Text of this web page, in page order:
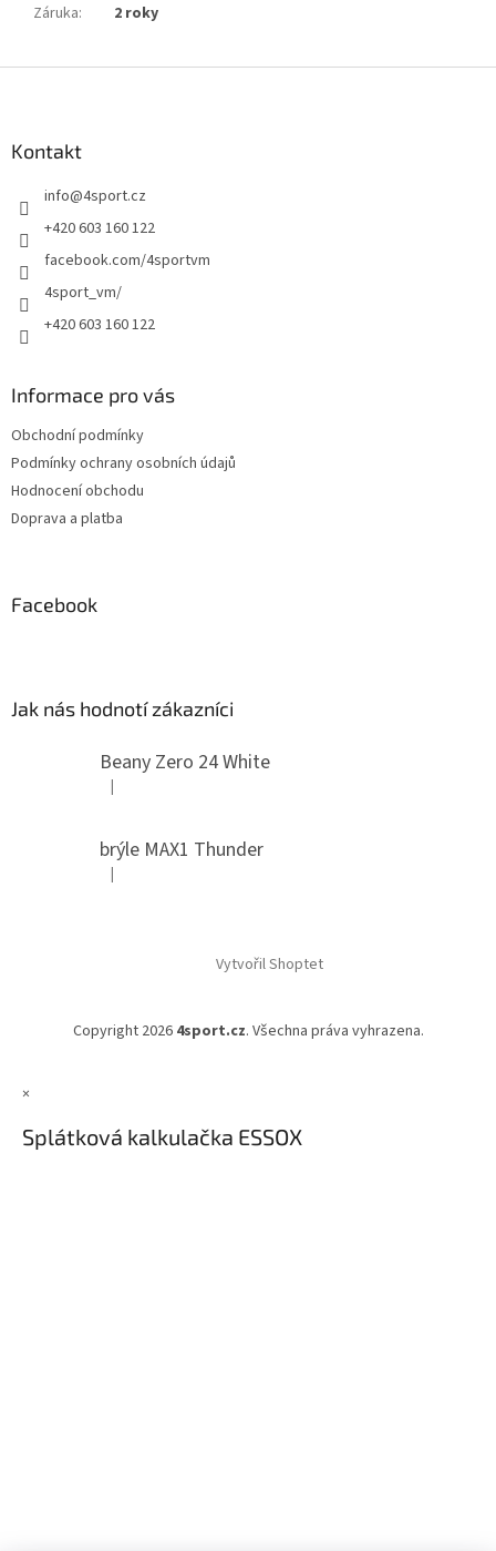
Záruka: 2 roky
Kontakt
info@4sport.cz
+420 603 160 122
facebook.com/4sportvm
4sport_vm/
+420 603 160 122
Informace pro vás
Obchodní podmínky
Podmínky ochrany osobních údajů
Hodnocení obchodu
Doprava a platba
Facebook
Jak nás hodnotí zákazníci
Beany Zero 24 White
Hodnocení produktu je 5 z 5 hvězdiček.
|
brýle MAX1 Thunder
Hodnocení produktu je 5 z 5 hvězdiček.
|
Vytvořil Shoptet
Copyright 2026 4sport.cz. Všechna práva vyhrazena.
×
Splátková kalkulačka ESSOX